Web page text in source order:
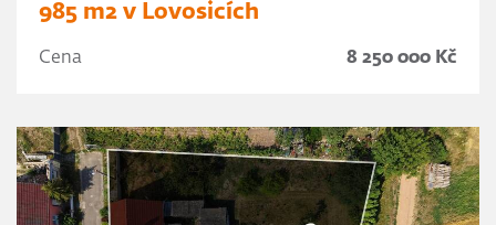
985 m2 v Lovosicích
Cena 8 250 000 Kč